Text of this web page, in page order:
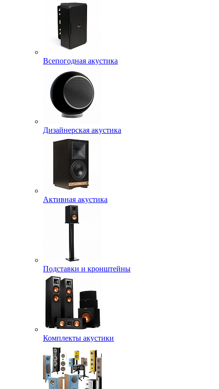
Всепогодная акустика
Дизайнерская акустика
Активная акустика
Подставки и кронштейны
Комплекты акустики